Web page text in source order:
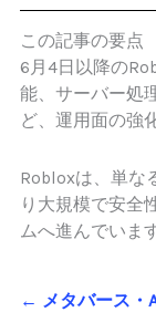
この記事の要点
6月4日以降の
能、サーバー処
ど、運用面の強
Robloxは、単な
り大規模で安全
ムへ進んでいま
← メタバース・